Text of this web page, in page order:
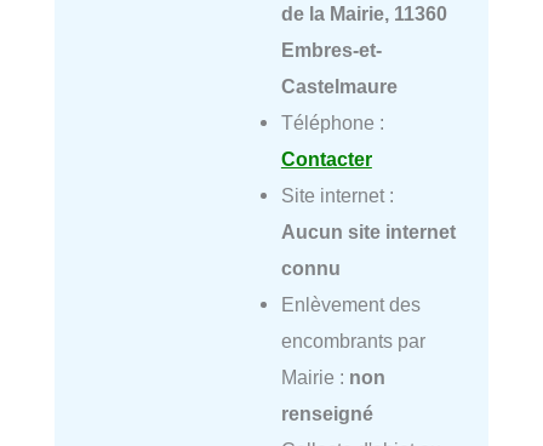
de la Mairie, 11360
Embres-et-
Castelmaure
Téléphone :
Contacter
Site internet :
Aucun site internet
connu
Enlèvement des
encombrants par
Mairie : non
renseigné